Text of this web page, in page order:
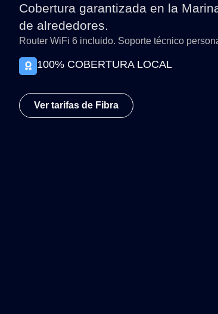
Cobertura garantizada en la
de alrededores.
Router WiFi 6 incluido. Soporte técnico
100% COBERTURA LOCAL
Ver tarifas de Fibra